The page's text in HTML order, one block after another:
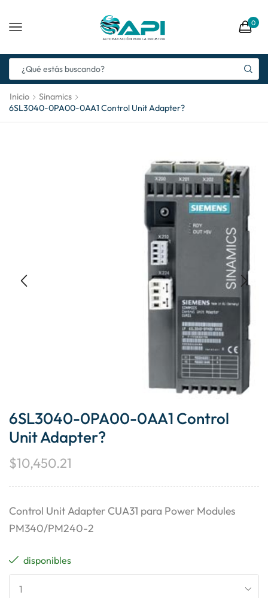
0
Inicio
Sinamics
6SL3040-0PA00-0AA1 Control Unit Adapter?
6SL3040-0PA00-0AA1 Control
Unit Adapter?
$10,450.21
Control Unit Adapter CUA31 para Power Modules
PM340/PM240-2
disponibles